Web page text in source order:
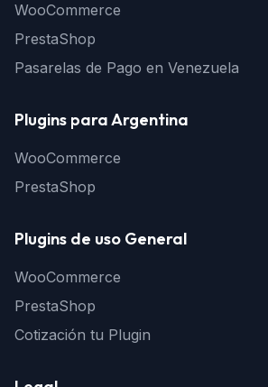
WooCommerce
PrestaShop
Pasarelas de Pago en Venezuela
Plugins para Argentina
WooCommerce
PrestaShop
Plugins de uso General
WooCommerce
PrestaShop
Cotización tu Plugin